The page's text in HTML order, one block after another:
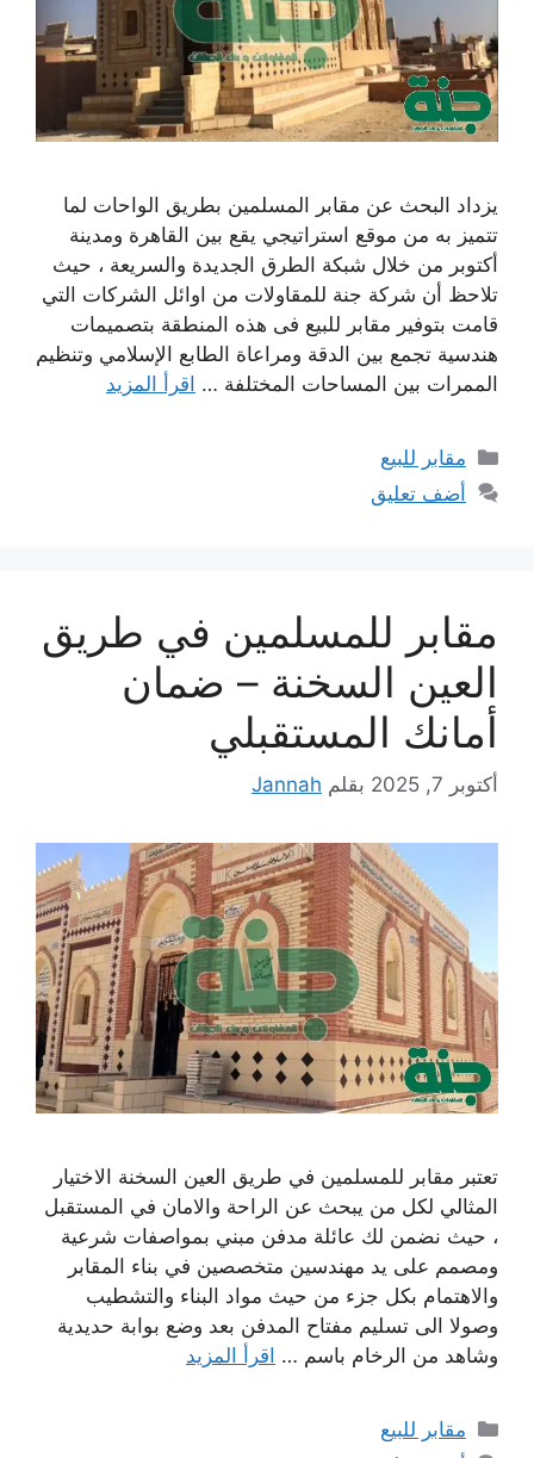
يزداد البحث عن مقابر المسلمين بطريق الواحات لما
تتميز به من موقع استراتيجي يقع بين القاهرة ومدينة
أكتوبر من خلال شبكة الطرق الجديدة والسريعة ، حيث
تلاحظ أن شركة جنة للمقاولات من اوائل الشركات التي
قامت بتوفير مقابر للبيع فى هذه المنطقة بتصميمات
هندسية تجمع بين الدقة ومراعاة الطابع الإسلامي وتنظيم
الممرات بين المساحات المختلفة … اقرأ المزيد
التصنيفات
مقابر للبيع
أضف تعليق
مقابر للمسلمين في طريق
العين السخنة – ضمان
أمانك المستقبلي
أكتوبر 7, 2025 بقلم Jannah
تعتبر مقابر للمسلمين في طريق العين السخنة الاختيار
المثالي لكل من يبحث عن الراحة والامان في المستقبل
، حيث نضمن لك عائلة مدفن مبني بمواصفات شرعية
ومصمم على يد مهندسين متخصصين في بناء المقابر
والاهتمام بكل جزء من حيث مواد البناء والتشطيب
وصولا الى تسليم مفتاح المدفن بعد وضع بوابة حديدية
وشاهد من الرخام باسم … اقرأ المزيد
التصنيفات
مقابر للبيع